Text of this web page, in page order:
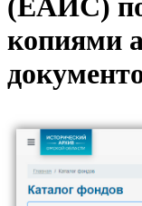
(ЕАИС)
копиями